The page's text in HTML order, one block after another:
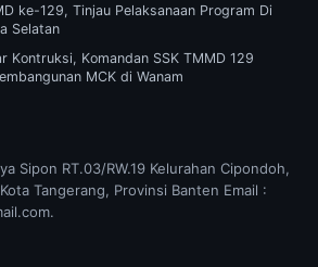
ke-129, Tinjau Pelaksanaan Program Di
Selatan
Kontruksi, Komandan SSK TMMD 129
MCK di Wanam
Sipon RT.03/RW.19 Kelurahan Cipondoh,
Tangerang, Provinsi Banten Email :